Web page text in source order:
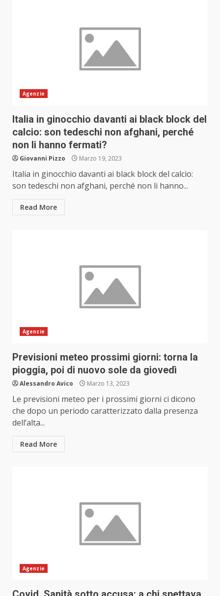
Agenzie
Italia in ginocchio davanti ai black block del
calcio: son tedeschi non afghani, perché
non li hanno fermati?
Giovanni Pizzo Marzo 19, 2023
Italia in ginocchio davanti ai black block del calcio:
son tedeschi non afghani, perché non li hanno...
Read More
Agenzie
Previsioni meteo prossimi giorni: torna la
pioggia, poi di nuovo sole da giovedì
Alessandro Avico Marzo 13, 2023
Le previsioni meteo per i prossimi giorni ci dicono
che dopo un periodo caratterizzato dalla presenza
dell’alta...
Read More
Agenzie